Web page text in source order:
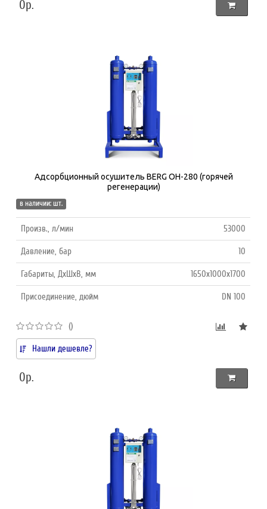
0р.
Адсорбционный осушитель BERG ОH-280 (горячей
регенерации)
в наличии: шт.
Произв., л/мин 53000
Давление, бар 10
Габариты, ДхШхВ, мм 1650х1000х1700
Присоединение, дюйм DN 100
()
Нашли дешевле?
0р.